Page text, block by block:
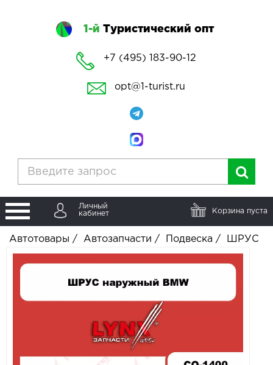
1-й Туристический опт
+7 (495) 183-90-12
opt@1-turist.ru
Личный
кабинет
Корзина пуста
Автотовары / Автозапчасти / Подвеска / ШРУС